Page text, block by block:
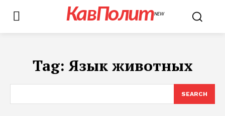
КавПолитNEW
Tag:Язык животных
SEARCH